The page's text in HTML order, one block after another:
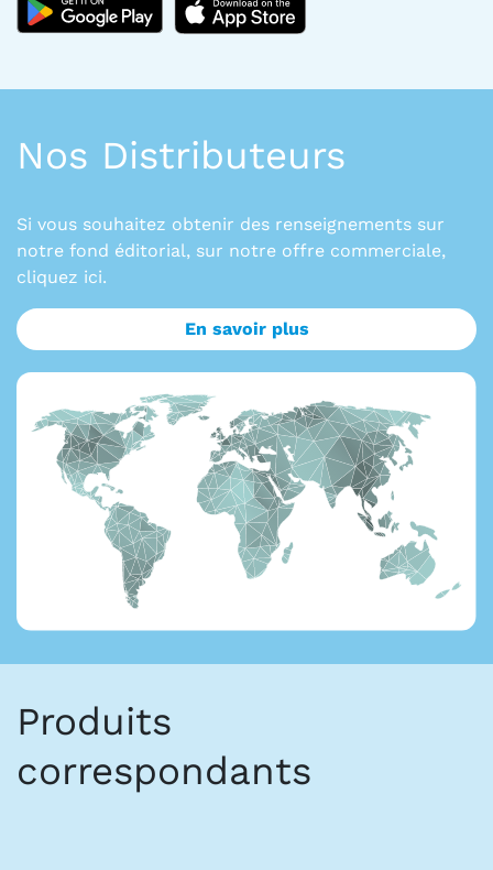
Nos Distributeurs
Si vous souhaitez obtenir des renseignements sur
notre fond éditorial, sur notre offre commerciale,
cliquez ici.
En savoir plus
Produits
correspondants